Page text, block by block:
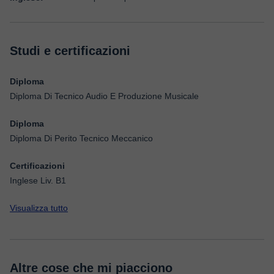
Studi e certificazioni
Diploma
Diploma Di Tecnico Audio E Produzione Musicale
Diploma
Diploma Di Perito Tecnico Meccanico
Certificazioni
Inglese Liv. B1
Visualizza tutto
Altre cose che mi piacciono